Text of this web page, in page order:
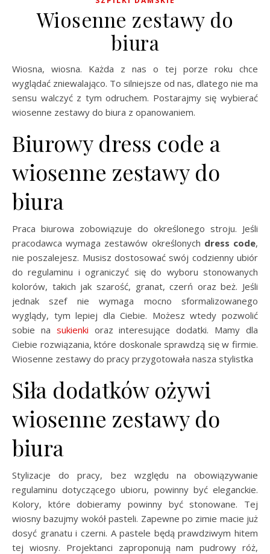
Wiosenne zestawy do
biura
Wiosna, wiosna. Każda z nas o tej porze roku chce
wyglądać zniewalająco. To silniejsze od nas, dlatego nie ma
sensu walczyć z tym odruchem. Postarajmy się wybierać
wiosenne zestawy do biura z opanowaniem.
Biurowy dress code a
wiosenne zestawy do
biura
Praca biurowa zobowiązuje do określonego stroju. Jeśli
pracodawca wymaga zestawów określonych dress code,
nie poszalejesz. Musisz dostosować swój codzienny ubiór
do regulaminu i ograniczyć się do wyboru stonowanych
kolorów, takich jak szarość, granat, czerń oraz beż. Jeśli
jednak szef nie wymaga mocno sformalizowanego
wyglądy, tym lepiej dla Ciebie. Możesz wtedy pozwolić
sobie na sukienki oraz interesujące dodatki. Mamy dla
Ciebie rozwiązania, które doskonale sprawdzą się w firmie.
Wiosenne zestawy do pracy przygotowała nasza stylistka
Siła dodatków ożywi
wiosenne zestawy do
biura
Stylizacje do pracy, bez względu na obowiązywanie
regulaminu dotyczącego ubioru, powinny być eleganckie.
Kolory, które dobieramy powinny być stonowane. Tej
wiosny bazujmy wokół pasteli. Zapewne po zimie macie już
dosyć granatu i czerni. A pastele będą prawdziwym hitem
tej wiosny. Projektanci zaproponują nam pudrowy róż,